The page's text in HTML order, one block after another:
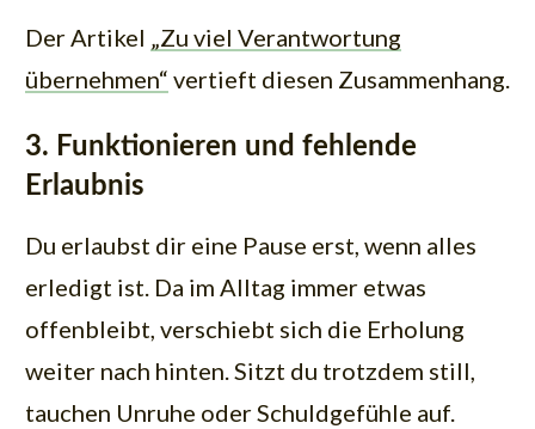
Der Artikel „Zu viel Verantwortung
übernehmen“ vertieft diesen Zusammenhang.
3. Funktionieren und fehlende
Erlaubnis
Du erlaubst dir eine Pause erst, wenn alles
erledigt ist. Da im Alltag immer etwas
offenbleibt, verschiebt sich die Erholung
weiter nach hinten. Sitzt du trotzdem still,
tauchen Unruhe oder Schuldgefühle auf.